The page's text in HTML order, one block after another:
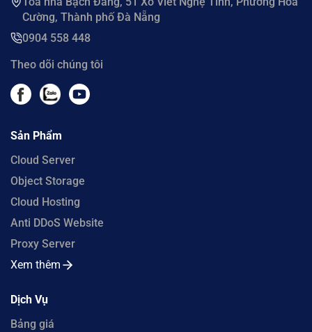
Cường, Thành phố Đà Nẵng
0904 558 448
Theo dõi chúng tôi
Sản Phẩm
Cloud Server
Object Storage
Cloud Hosting
Anti DDoS Website
Proxy Server
Xem thêm
Dịch Vụ
Bảng giá